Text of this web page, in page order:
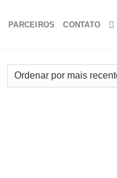
PARCEIROS CONTATO